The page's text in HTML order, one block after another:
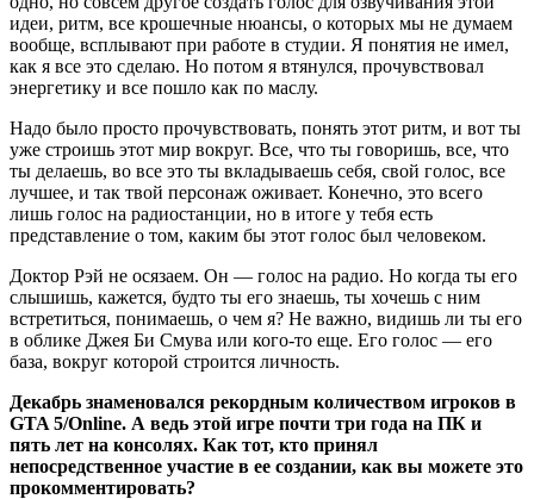
идеи, ритм, все крошечные нюансы, о которых мы не думаем
вообще, всплывают при работе в студии. Я понятия не имел,
как я все это сделаю. Но потом я втянулся, прочувствовал
энергетику и все пошло как по маслу.
Надо было просто прочувствовать, понять этот ритм, и вот ты
уже строишь этот мир вокруг. Все, что ты говоришь, все, что
ты делаешь, во все это ты вкладываешь себя, свой голос, все
лучшее, и так твой персонаж оживает. Конечно, это всего
лишь голос на радиостанции, но в итоге у тебя есть
представление о том, каким бы этот голос был человеком.
Доктор Рэй не осязаем. Он — голос на радио. Но когда ты его
слышишь, кажется, будто ты его знаешь, ты хочешь с ним
встретиться, понимаешь, о чем я? Не важно, видишь ли ты его
в облике Джея Би Смува или кого-то еще. Его голос — его
база, вокруг которой строится личность.
Декабрь знаменовался рекордным количеством игроков в
GTA 5/Online. А ведь этой игре почти три года на ПК и
пять лет на консолях. Как тот, кто принял
непосредственное участие в ее создании, как вы можете это
прокомментировать?